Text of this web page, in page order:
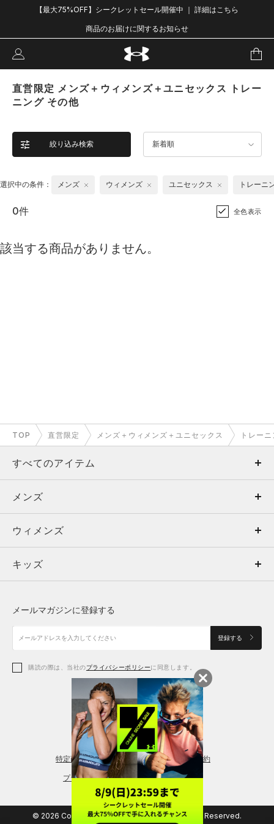
【最大75%OFF】シークレットセール開催中 ｜ 詳細はこちら
商品のお届けに関するお知らせ
直営限定 メンズ＋ウィメンズ＋ユニセックス トレー
ニング その他
絞り込み検索 新着順
選択中の条件： メンズ ウィメンズ ユニセックス トレーニ
0件 全色表示
該当する商品がありません。
TOP 直営限定 メンズ＋ウィメンズ＋ユニセックス トレー
すべてのアイテム
メンズ
ウィメンズ
キッズ
アクセサリー
メンズ
トップス
ボトムス
アクセサリー
ウィメンズ
トップス
シューズ
アクセサリー
レギンス＆タイツ
キッズ
シューズ
メールマガジンに登録する
登録する
購読の際は、当社のプライバシーポリシーに同意します。
特定商取引法に基づく通販の表記 会員規約
プライバシーポリシー
© 2026 Copyright DOME Corporation. All Rights Reserved.